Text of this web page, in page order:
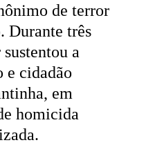
de terror
Durante três
a
e cidadão
em
homicida